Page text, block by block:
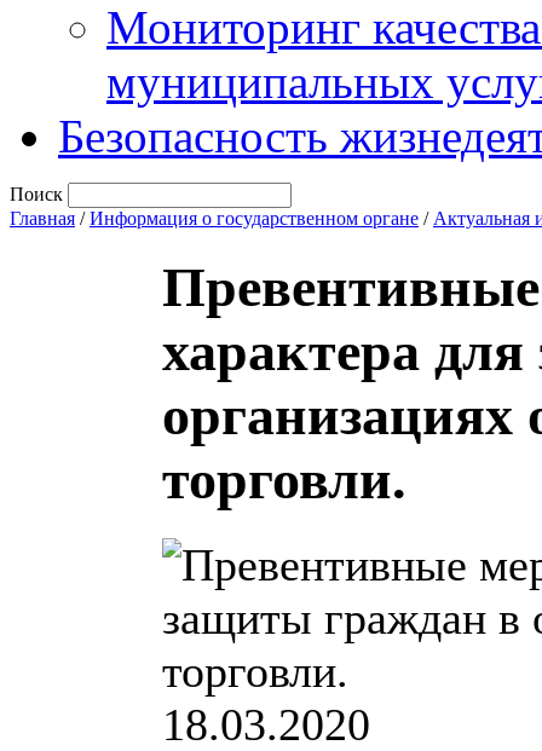
Мониторинг
муниципальных
Безопасность
Поиск
Главная /Информация о государственном органе / Актуальная
характера
организациях
торговли.
18.03.2020